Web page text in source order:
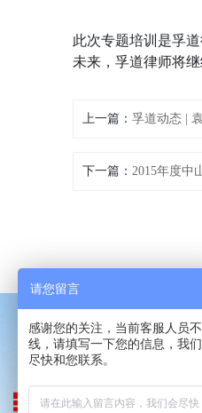
此次专题培训是孚
未来，孚道律师将
上一篇： 孚道动态 |
下一篇： 2015年度中
请您留言
感谢您的关注，当前客服人员
线，请填写一下您的信息，我
尽快和您联系。